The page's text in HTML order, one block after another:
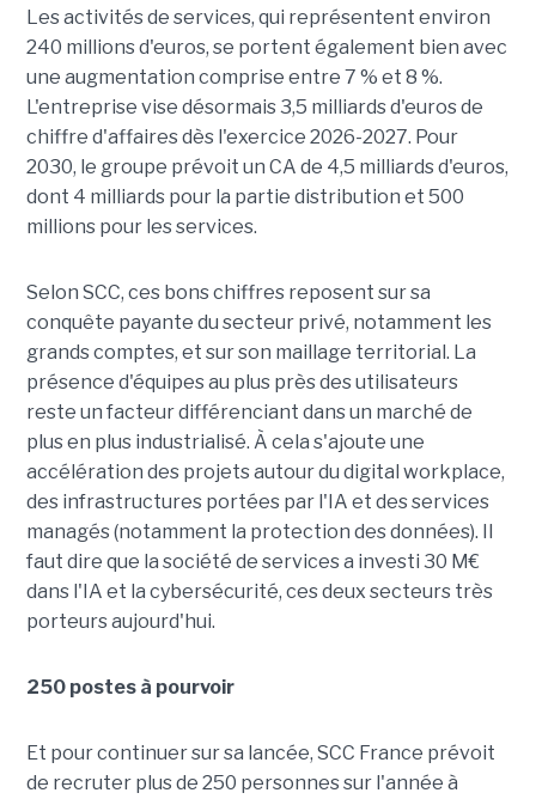
Les activités de services, qui représentent environ
240 millions d'euros, se portent également bien avec
une augmentation comprise entre 7 % et 8 %.
L'entreprise vise désormais 3,5 milliards d'euros de
chiffre d'affaires dès l'exercice 2026-2027. Pour
2030, le groupe prévoit un CA de 4,5 milliards d'euros,
dont 4 milliards pour la partie distribution et 500
millions pour les services.
Selon SCC, ces bons chiffres reposent sur sa
conquête payante du secteur privé, notamment les
grands comptes, et sur son maillage territorial. La
présence d'équipes au plus près des utilisateurs
reste un facteur différenciant dans un marché de
plus en plus industrialisé. À cela s'ajoute une
accélération des projets autour du digital workplace,
des infrastructures portées par l'IA et des services
managés (notamment la protection des données). Il
faut dire que la société de services a investi 30 M€
dans l'IA et la cybersécurité, ces deux secteurs très
porteurs aujourd'hui.
250 postes à pourvoir
Et pour continuer sur sa lancée, SCC France prévoit
de recruter plus de 250 personnes sur l'année à